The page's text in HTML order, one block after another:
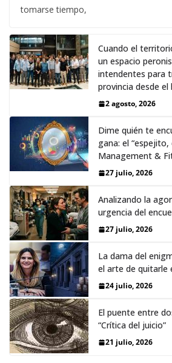
tomarse tiempo,
Cuando el
un espacio
intendentes para
provincia desde el
2 agosto, 2026
Dime quién te
gana: el “espejito,
Management &
27 julio, 2026
Analizando la
urgencia del
27 julio, 2026
La dama del
el arte de quitarle
24 julio, 2026
El puente entre
“Crítica del juicio”
21 julio, 2026